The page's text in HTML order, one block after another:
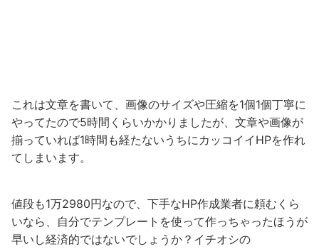
これは文章を書いて、画像のサイズや圧縮を1個1個丁寧に
やってたので5時間くらいかかりましたが、文章や画像が
揃っていれば1時間も経たないうちにカッコイイHPを作れ
てしまいます。
値段も1万2980円なので、下手なHP作成業者に頼むくら
いなら、自分でテンプレートを使って作っちゃったほうが
早いし経済的ではないでしょうか？イチオシの